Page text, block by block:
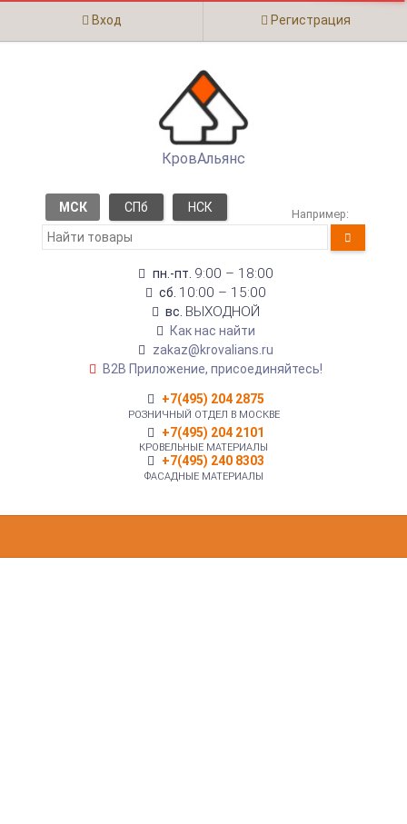
Вход Регистрация
КровАльянс
МСК СПб НСК Например:
пн.-пт. 9:00 – 18:00
сб. 10:00 – 15:00
вс. ВЫХОДНОЙ
Как нас найти
zakaz@krovalians.ru
B2B Приложение, присоединяйтесь!
+7(495) 204 2875
РОЗНИЧНЫЙ ОТДЕЛ В МОСКВЕ
+7(495) 204 2101
КРОВЕЛЬНЫЕ МАТЕРИАЛЫ
+7(495) 240 8303
ФАСАДНЫЕ МАТЕРИАЛЫ